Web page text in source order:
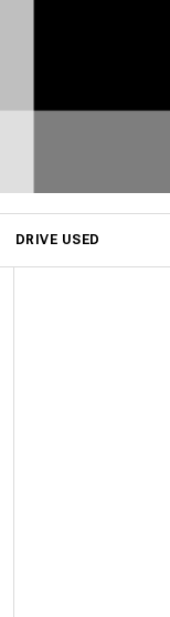
DRIVE USED